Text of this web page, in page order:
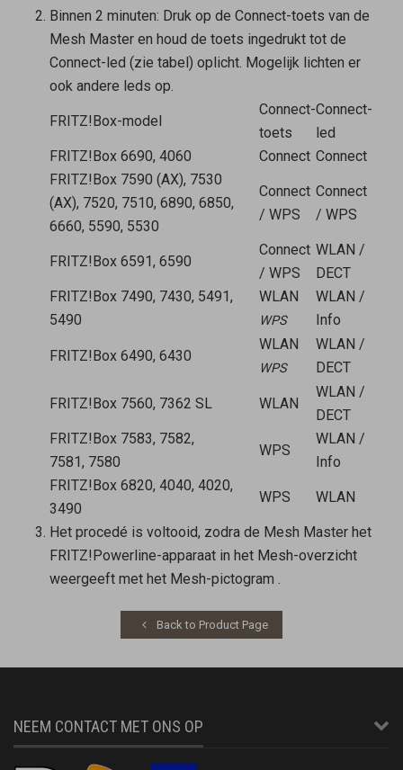
Binnen 2 minuten: Druk op de Connect-toets van de
Mesh Masteren houd de toets ingedrukt tot de
Connect-led (zie tabel) oplicht. Mogelijk lichten er
ook andere leds op.
FRITZ!Box-model
Connect-
toets
Connect-
led
FRITZ!Box 6690, 4060
Connect Connect
FRITZ!Box 7590 (AX), 7530
(AX), 7520, 7510, 6890, 6850,
6660, 5590, 5530
Connect
/ WPS
Connect
/ WPS
FRITZ!Box 6591, 6590
Connect
/ WPS
WLAN /
DECT
FRITZ!Box 7490, 7430, 5491,
5490
WLAN
WPS
WLAN /
Info
FRITZ!Box 6490, 6430
WLAN
WPS
WLAN /
DECT
FRITZ!Box 7560, 7362 SL WLAN
WLAN /
DECT
FRITZ!Box 7583, 7582,
7581, 7580
WPS
WLAN /
Info
FRITZ!Box 6820, 4040, 4020,
3490
WPS WLAN
Het procedé is voltooid, zodra de Mesh Masterhet
FRITZ!Powerline-apparaat in het Mesh-overzicht
weergeeft met het Mesh-pictogram .
Back to Product Page
NEEM CONTACT MET ONS OP